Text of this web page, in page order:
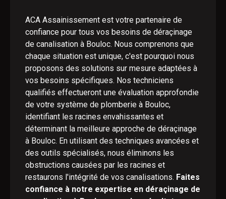
ACA Assainissement est votre partenaire de
confiance pour tous vos besoins de déraçinage
de canalisation à Bouloc. Nous comprenons que
chaque situation est unique, c'est pourquoi nous
proposons des solutions sur mesure adaptées à
vos besoins spécifiques. Nos techniciens
qualifiés effectueront une évaluation approfondie
de votre système de plomberie à Bouloc,
identifiant les racines envahissantes et
déterminant la meilleure approche de déraçinage
à Bouloc. En utilisant des techniques avancées et
des outils spécialisés, nous éliminons les
obstructions causées par les racines et
restaurons l'intégrité de vos canalisations. Faites
confiance à notre expertise en déraçinage de